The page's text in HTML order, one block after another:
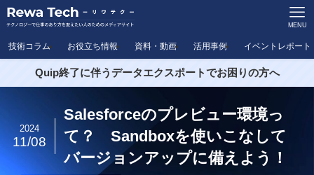
MENU
技術コラム お役立ち情報 資料・動画 活用事例 イベントレポート
Quip終了に伴うデータエクスポートでお困りの方へ
Salesforceのプレビュー環境っ
て？ Sandboxを使いこなして
バージョンアップに備えよう！
2024
11/08